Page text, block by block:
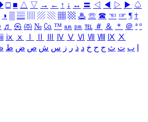
□ ■ △ ▽ → ← ↑ ↓ ↔ 〓 ◁ ◀ ▷ ▶ ♤
◑ ▒ ▤ ▨ ▧ ▦ ▩ ♨ ☏ ☎ ☜ ☞ ¶ †
♬ ㉿ ㈜ № ㏇ ™ ㏂ ㏘ ℡ ＃ ＆ ＊ ＠ ª º
ⅸ ⅹ Ⅳ Ⅴ Ⅵ Ⅶ Ⅷ Ⅸ Ⅹ
ب ت ث ج ح خ د ذ ر ز س ش ص ض ط